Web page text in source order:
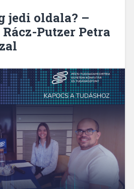
jedi oldala? –
Putzer Petra